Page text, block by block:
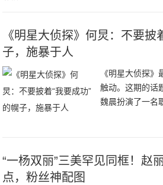
《明星大侦探》何炅：不要披
子，施暴于人
《明星大侦探
触动。这期的话
魏晨扮演了一名
他工作认真努
“一杨双丽”三美罕见同框！赵
点，粉丝神配图